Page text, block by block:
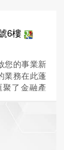
6樓
您的事業新
業務在此蓬
了金融產
台北101/
北松山機
期或短期